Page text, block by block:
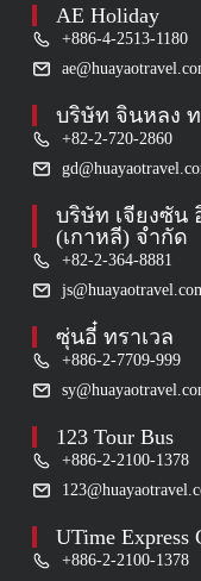
AE Holiday
+886-4-2513-1180
บริษัท จินหลง ท
+82-2-720-2860
บริษัท เจียงซัน
(เกาหลี) จำกัด
+82-2-364-8881
ซุ่นอี๋ ทราเวล
+886-2-7709-999
123 Tour Bus
+886-2-2100-1378
UTime Express
+886-2-2100-1378